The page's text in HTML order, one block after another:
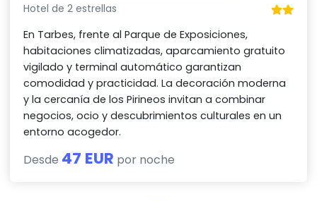
Hotel de 2 estrellas
En Tarbes, frente al Parque de Exposiciones,
habitaciones climatizadas, aparcamiento gratuito
vigilado y terminal automático garantizan
comodidad y practicidad. La decoración moderna
y la cercanía de los Pirineos invitan a combinar
negocios, ocio y descubrimientos culturales en un
entorno acogedor.
Desde 47 EUR por noche